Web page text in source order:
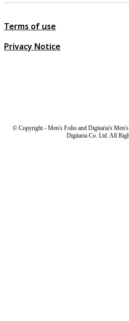
Terms of use
Privacy Notice
© Copyright - Men's Folio and Digitaria's
Digitaria Co. Ltd. All